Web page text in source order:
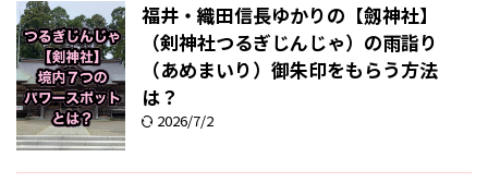
福井・織田信長ゆかりの【劔神社】
（剣神社つるぎじんじゃ）の雨詣り
（あめまいり）御朱印をもらう方法
は？
2026/7/2